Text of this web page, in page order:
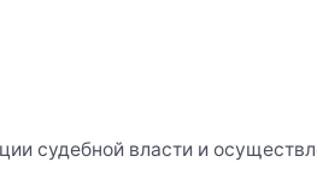
судебной власти и